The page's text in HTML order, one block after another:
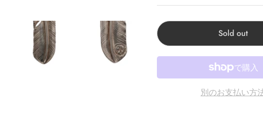
商品に関するお問い合わせ
Corner Accessory原宿:東京
Corner Chrome hearts 原宿
Corner Accessory心斎橋:大
Corner Clothing Store 心斎
Sold out
別のお支払い方